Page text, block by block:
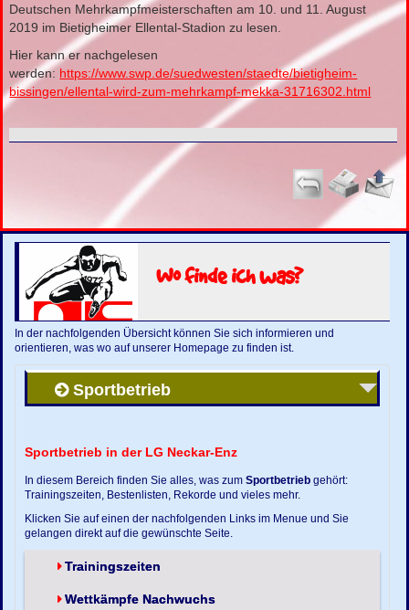
Deutschen Mehrkampfmeisterschaften am 10. und 11. August
2019 im Bietigheimer Ellental-Stadion zu lesen.
Hier kann er nachgelesen
werden: https://www.swp.de/suedwesten/staedte/bietigheim-
bissingen/ellental-wird-zum-mehrkampf-mekka-31716302.html
Wo finde ich was?
In der nachfolgenden Übersicht können Sie sich informieren und
orientieren, was wo auf unserer Homepage zu finden ist.
Sportbetrieb
Sportbetrieb in der LG Neckar-Enz
In diesem Bereich finden Sie alles, was zumSportbetrieb gehört:
Trainingszeiten, Bestenlisten, Rekorde und vieles mehr.
Klicken Sie auf einen der nachfolgenden Links im Menue und Sie
gelangen direkt auf die gewünschte Seite.
Trainingszeiten
Wettkämpfe Nachwuchs